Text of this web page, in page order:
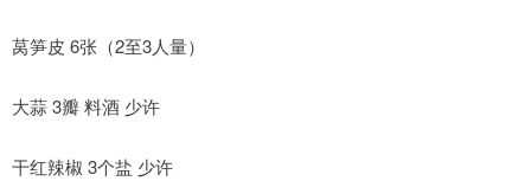
莴笋皮 6张（2至3人量）
大蒜 3瓣 料酒 少许
干红辣椒 3个盐 少许